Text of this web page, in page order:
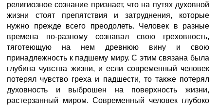
религиозное сознание признает, что на путях духовной
жизни стоят препятствия и затруднения, которые
нужно прежде всего преодолеть. Человек в разные
времена по-разному сознавал свою греховность,
тяготеющую на нем древнюю вину и свою
принадлежность к падшему миру. С этим связана была
глубина чувства жизни, и если современный человек
потерял чувство греха и падшести, то также потерял
духовность и выброшен на поверхность жизни,
растерзанный миром. Современный человек глубоко